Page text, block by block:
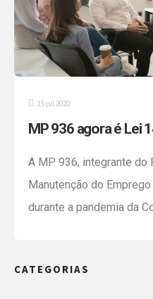
15 jul 2020
MP 936 agora é Lei
A MP 936, integrante do
Manutenção do
durante a pandemia da
permitido as empresas
CATEGORIAS